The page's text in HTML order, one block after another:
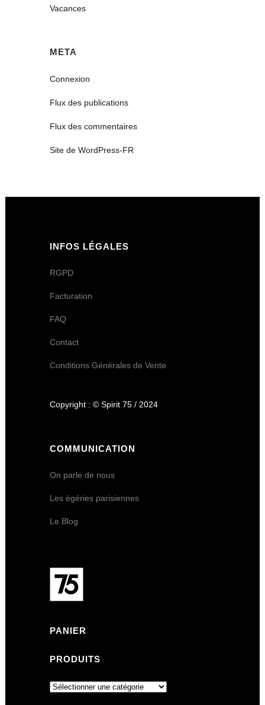
Vacances
META
Connexion
Flux des publications
Flux des commentaires
Site de WordPress-FR
INFOS LÉGALES
RGPD
Facturation
FAQ
Contact
Conditions Générales de Vente
Copyright : © Spirit 75 / 2024
COMMUNICATION
On parle de nous
Les égéries parisiennes
Le Blog
PANIER
PRODUITS